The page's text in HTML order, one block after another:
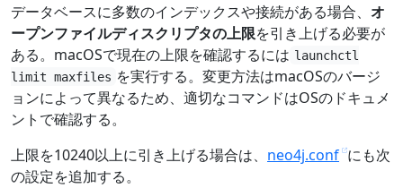
データベースに多数のインデックスや接続がある場合、 オ
ープンファイルディスクリプタの上限を引き上げる必要が
ある。macOSで現在の上限を確認するには launchctl
limit maxfiles を実行する。変更方法はmacOSのバージ
ョンによって異なるため、適切なコマンドはOSのドキュメ
ントで確認する。
上限を10240以上に引き上げる場合は、 neo4j.conf にも次
の設定を追加する。